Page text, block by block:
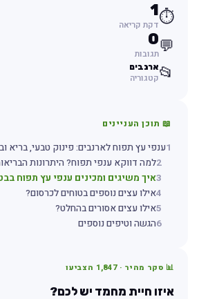
⏱️
1
דקת קריאה
💬
0
תגובות
📂ארנבים
קטגוריה
📖 תוכן העניינים
ענפי עץ תפוח לארנבים: פינוק טבעי, בריא
2למה דווקא ענפי תפוח? היתרונות
איך משיגים ומכינים ענפי עץ תפוח
אילו עצים נוספים בטוחים לכרסום?
אילו עצים אסורים בהחלט?
6הגשה וטיפים נוספים
📊 סקר מהיר · 1,847הצביעו
איזו חיית מחמד יש לכם?